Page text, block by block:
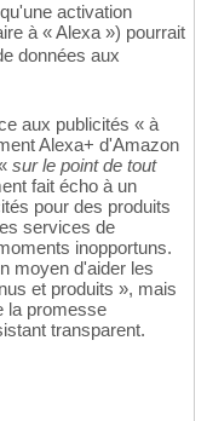
activation
à « Alexa ») pourrait
données aux
aux publicités « à
Alexa+ d'Amazon
sur le point de tout
fait écho à un
pour des produits
services de
inopportuns.
moyen d'aider les
et produits », mais
la promesse
transparent.